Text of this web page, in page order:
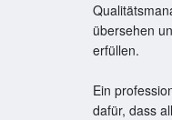
übersehen
erfüllen.
Ein
dafür, dass